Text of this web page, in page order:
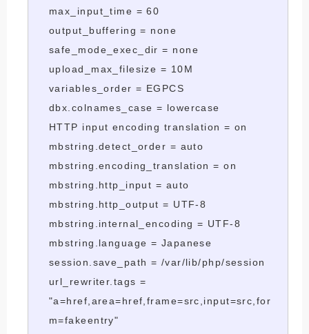
max_input_time = 60
output_buffering = none
safe_mode_exec_dir = none
upload_max_filesize = 10M
variables_order = EGPCS
dbx.colnames_case = lowercase
HTTP input encoding translation = on
mbstring.detect_order = auto
mbstring.encoding_translation = on
mbstring.http_input = auto
mbstring.http_output = UTF-8
mbstring.internal_encoding = UTF-8
mbstring.language = Japanese
session.save_path = /var/lib/php/session
url_rewriter.tags =
"a=href,area=href,frame=src,input=src,for
m=fakeentry"